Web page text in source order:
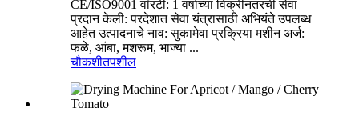
CE/ISO9001 वॉरंटी: 1 वर्षाच्या विक्रीनंतरची सेवा
प्रदान केली: परदेशात सेवा यंत्रासाठी अभियंते उपलब्ध
आहेत उत्पादनाचे नाव: सुकामेवा प्रक्रिया मशीन अर्ज:
फळे, आंबा, मशरूम, भाज्या ...
चौकशीतपशील